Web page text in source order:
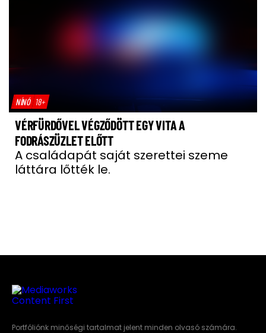
NÍNÓ 18+
VÉRFÜRDŐVEL VÉGZŐDÖTT EGY VITA A
FODRÁSZÜZLET ELŐTT
A családapát saját szerettei szeme
láttára lőtték le.
Portfóliónk minőségi tartalmat jelent minden olvasó számára.